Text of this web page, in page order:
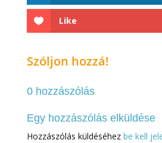
Like
Szóljon hozzá!
0 hozzászólás
Egy hozzászólás elküldése
Hozzászólás küldéséhez be kell